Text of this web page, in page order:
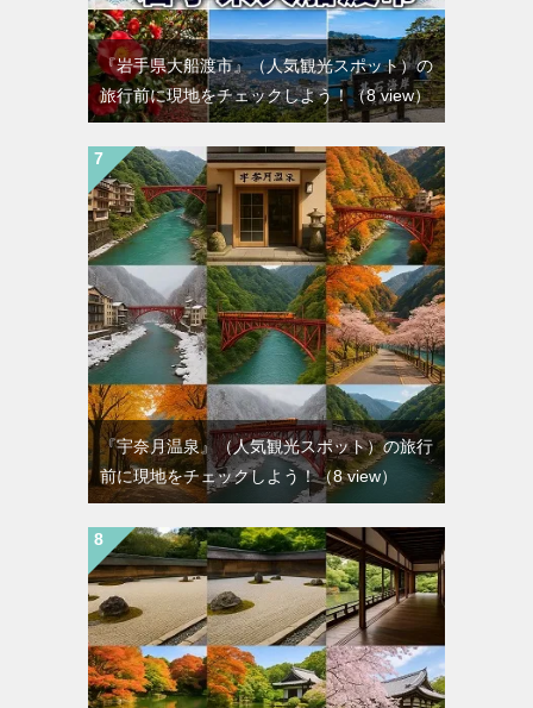
『岩手県大船渡市』（人気観光スポット）の
旅行前に現地をチェックしよう！（8 view）
『宇奈月温泉』（人気観光スポット）の旅行
前に現地をチェックしよう！（8 view）